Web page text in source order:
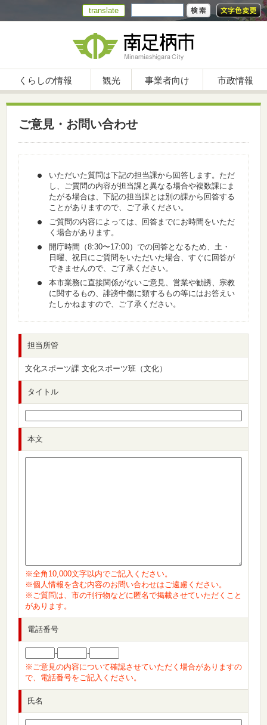
translate
くらしの情報 観光 事業者向け 市政情報
ご意見・お問い合わせ
いただいた質問は下記の担当課から回答します。ただ
し、ご質問の内容が担当課と異なる場合や複数課にま
たがる場合は、下記の担当課とは別の課から回答する
ことがありますので、ご了承ください。
ご質問の内容によっては、回答までにお時間をいただ
く場合があります。
開庁時間（8:30〜17:00）での回答となるため、土・
日曜、祝日にご質問をいただいた場合、すぐに回答が
できませんので、ご了承ください。
本市業務に直接関係がないご意見、営業や勧誘、宗教
に関するもの、誹謗中傷に類するもの等にはお答えい
たしかねますので、ご了承ください。
担当所管
文化スポーツ課 文化スポーツ班（文化）
タイトル
本文
※全角10,000文字以内でご記入ください。
※個人情報を含む内容のお問い合わせはご遠慮ください。
※ご質問は、市の刊行物などに匿名で掲載させていただくこと
があります。
電話番号
-
-
※ご意見の内容について確認させていただく場合がありますの
で、電話番号をご記入ください。
氏名